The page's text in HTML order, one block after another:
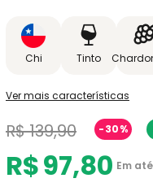
Chi Tinto
Ver mais características
R$139,90 -30%
R$97,80 Em até